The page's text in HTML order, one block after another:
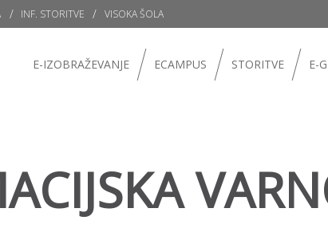
INF. STORITVE VISOKA ŠOLA
E-IZOBRAŽEVANJE ECAMPUS STORITVE E-